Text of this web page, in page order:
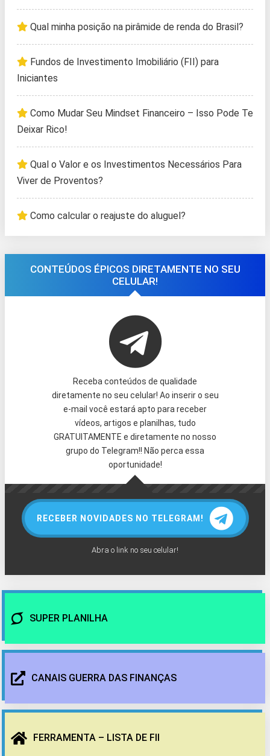
Qual minha posição na pirâmide de renda do Brasil?
Fundos de Investimento Imobiliário (FII) para
Iniciantes
Como Mudar Seu Mindset Financeiro – Isso Pode Te
Deixar Rico!
Qual o Valor e os Investimentos Necessários Para
Viver de Proventos?
Como calcular o reajuste do aluguel?
CONTEÚDOS ÉPICOS DIRETAMENTE NO SEU
CELULAR!
Receba conteúdos de qualidade
diretamente no seu celular! Ao inserir o seu
e-mail você estará apto para receber
vídeos, artigos e planilhas, tudo
GRATUITAMENTE e diretamente no nosso
grupo do Telegram!! Não perca essa
oportunidade!
RECEBER NOVIDADES NO TELEGRAM!
Abra o link no seu celular!
SUPER PLANILHA
CANAIS GUERRA DAS FINANÇAS
FERRAMENTA – LISTA DE FII